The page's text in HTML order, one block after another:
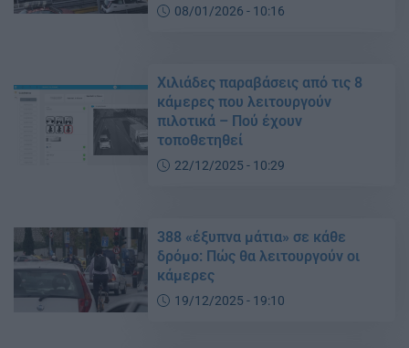
08/01/2026 - 10:16
Χιλιάδες παραβάσεις από τις 8
κάμερες που λειτουργούν
πιλοτικά – Πού έχουν
τοποθετηθεί
22/12/2025 - 10:29
388 «έξυπνα μάτια» σε κάθε
δρόμο: Πώς θα λειτουργούν οι
κάμερες
19/12/2025 - 19:10